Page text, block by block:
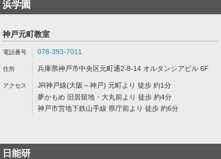
浜学園
神戸元町教室
078-393-7011
兵庫県神戸市中央区元町通2-8-14 オルタンシアビル 6F
JR神戸線(大阪～神戸) 元町より 徒歩 約1分
夢かもめ 旧居留地・大丸前より 徒歩 約4分
神戸市営地下鉄山手線 県庁前より 徒歩 約6分
日能研